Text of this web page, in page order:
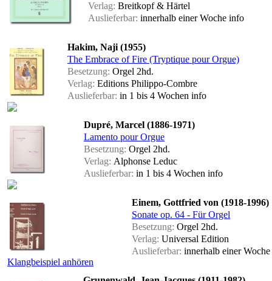
Verlag: Breitkopf & Härtel
Auslieferbar: innerhalb einer Woche info
Hakim, Naji (1955)
The Embrace of Fire (Tryptique pour Orgue)
Besetzung: Orgel 2hd.
Verlag: Editions Philippo-Combre
Auslieferbar: in 1 bis 4 Wochen info
Dupré, Marcel (1886-1971)
Lamento pour Orgue
Besetzung: Orgel 2hd.
Verlag: Alphonse Leduc
Auslieferbar: in 1 bis 4 Wochen info
Klangbeispiel anhören
Einem, Gottfried von (1918-1996)
Sonate op. 64 - Für Orgel
Besetzung: Orgel 2hd.
Verlag: Universal Edition
Auslieferbar: innerhalb einer Woche